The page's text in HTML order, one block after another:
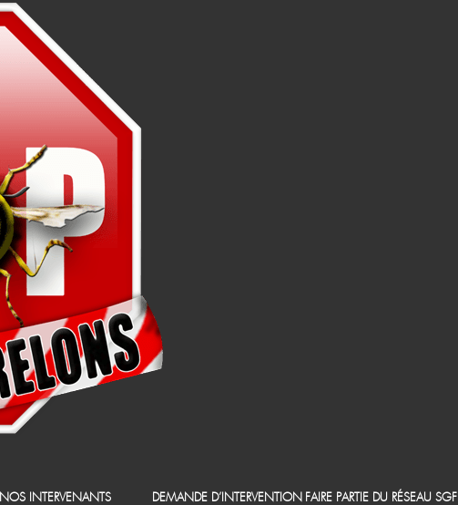
NOS INTERVENANTS
DEMANDE D’INTERVENTION FAIRE PARTIE DU RÉSEAU SGF